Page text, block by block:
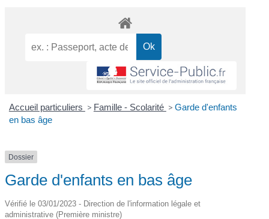
Accueil particuliers > Famille - Scolarité > Garde d'enfants
en bas âge
Dossier
Garde d'enfants en bas âge
Vérifié le 03/01/2023 - Direction de l'information légale et
administrative (Première ministre)